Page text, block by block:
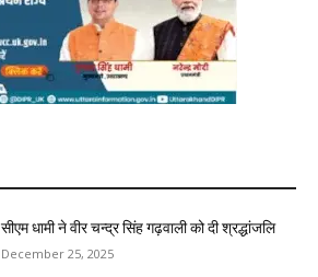
सीएम धामी ने वीर चन्द्र सिंह गढ़वाली को दी श्रद्धांजलि
December 25, 2025